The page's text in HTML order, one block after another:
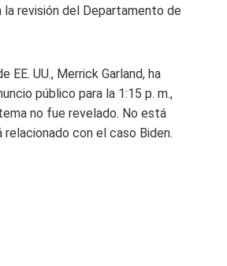
la revisión del Departamento de
EE. UU., Merrick Garland, ha
público para la 1:15 p. m.,
no fue revelado. No está
con el caso Biden.